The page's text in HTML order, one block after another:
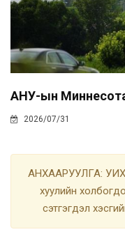
АНУ-ын
2026/07/31
АНХААРУУЛГА:
хуулийн
сэтгэгдэл